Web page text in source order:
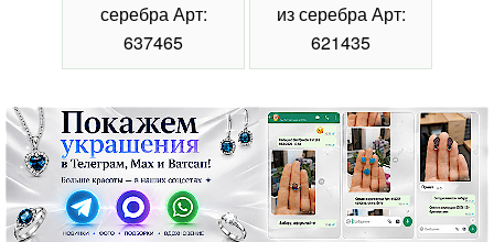
серебра Арт:
637465
из серебра Арт:
621435